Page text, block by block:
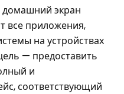
домашний экран
все приложения,
на устройствах
— предоставить
и
соответствующий